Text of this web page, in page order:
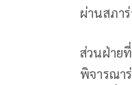
ผ่านสภา
ส่วนฝ่าย
พิจารณา